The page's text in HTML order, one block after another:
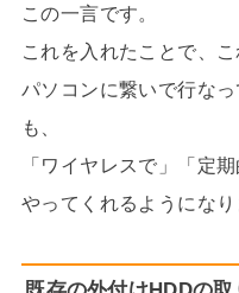
この一言です。
これを入れたことで、
パソコンに繋いで行な
も、
「ワイヤレスで」「定
やってくれるようになり